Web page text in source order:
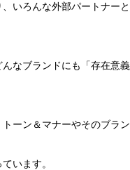
いろんな外部パートナー
なブランドにも「存在意
ーン＆マナーやそのブラ
います。